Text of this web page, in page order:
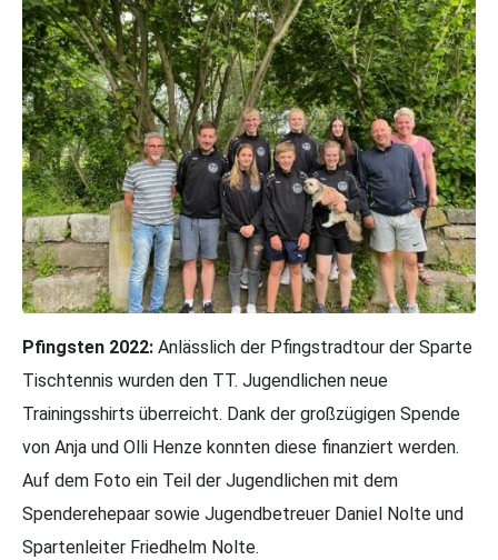
Pfingsten 2022: Anlässlich der Pfingstradtour der Sparte
Tischtennis wurden den TT. Jugendlichen neue
Trainingsshirts überreicht. Dank der großzügigen Spende
von Anja und Olli Henze konnten diese finanziert werden.
Auf dem Foto ein Teil der Jugendlichen mit dem
Spenderehepaar sowie Jugendbetreuer Daniel Nolte und
Spartenleiter Friedhelm Nolte.